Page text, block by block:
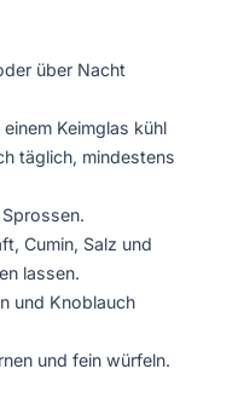
über Nacht
Keimglas kühl
täglich, mindestens
Cumin, Salz und
lassen.
und Knoblauch
und fein würfeln.